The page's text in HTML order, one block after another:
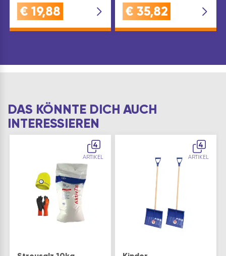
€ 19,88 € 35,82
DAS KÖNNTE DICH AUCH
INTERESSIEREN
4
ARTIKEL
4
ARTIKEL